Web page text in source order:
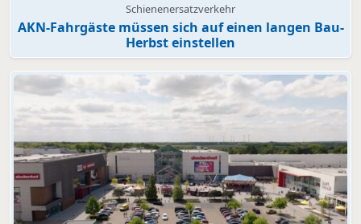
Schienenersatzverkehr
AKN-Fahrgäste müssen sich auf einen langen Bau-
Herbst einstellen